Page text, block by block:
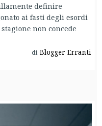
definire
ai fasti degli esordi
non concede
di Blogger Erranti